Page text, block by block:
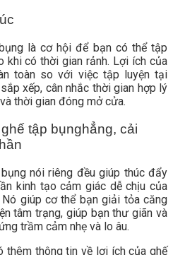
là cơ hội để bạn có thể tập
khi có thời gian rảnh. Lợi ích của
toàn so với việc tập luyện tại
xếp, cân nhắc thời gian hợp lý
thời gian đóng mở cửa.
tập bụnghẳng, cải
nói riêng đều giúp thúc đẩy
kinh tạo cảm giác dễ chịu của
giúp cơ thể bạn giải tỏa căng
tâm trạng, giúp bạn thư giãn và
trầm cảm nhẹ và lo âu.
thêm thông tin về lợi ích của ghế